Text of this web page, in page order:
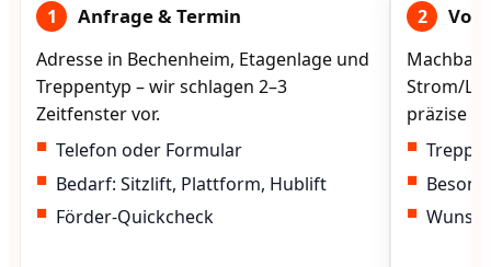
1 Anfrage & Termin
Adresse in Bechenheim, Etagenlage und
Treppentyp – wir schlagen 2–3
Zeitfenster vor.
Telefon oder Formular
Bedarf: Sitzlift, Plattform, Hublift
Förder-Quickcheck
2
Strom/
präzise